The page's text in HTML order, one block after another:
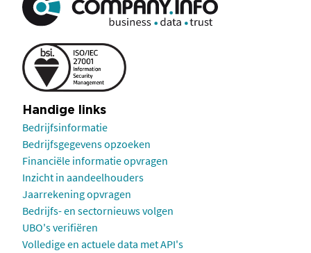
Handige links
Bedrijfsinformatie
Bedrijfsgegevens opzoeken
Financiële informatie opvragen
Inzicht in aandeelhouders
Jaarrekening opvragen
Bedrijfs- en sectornieuws volgen
UBO's verifiëren
Volledige en actuele data met API's